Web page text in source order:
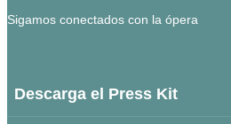
Sigamos conectados con la ópera
Descarga el Press Kit